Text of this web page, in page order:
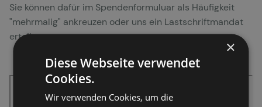
Sie können dafür im Spendenformuluar als Häufigkeit
"mehrmalig" ankreuzen oder uns ein Lastschriftmandat
erteilen.
×
Diese Webseite verwendet
Cookies.
Wir verwenden Cookies, um die